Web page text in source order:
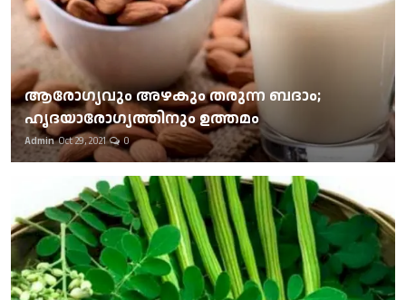
ആരോഗ്യവും അഴകും തരുന്ന ബദാം;
ഹൃദയാരോഗ്യത്തിനും ഉത്തമം
Admin Oct 29, 2021 0